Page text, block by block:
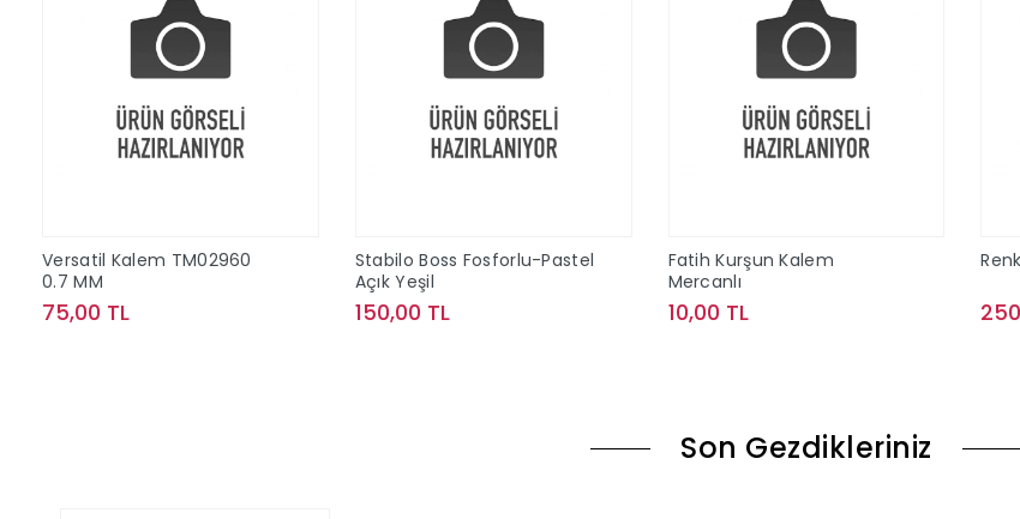
Versatil Kalem TM02960
0.7 MM
75,00 TL
Stabilo Boss Fosforlu-Pastel
Açık Yeşil
150,00 TL
Fatih Kurşun Kalem
Mercanlı
10,00 TL
Son Gezdikleriniz